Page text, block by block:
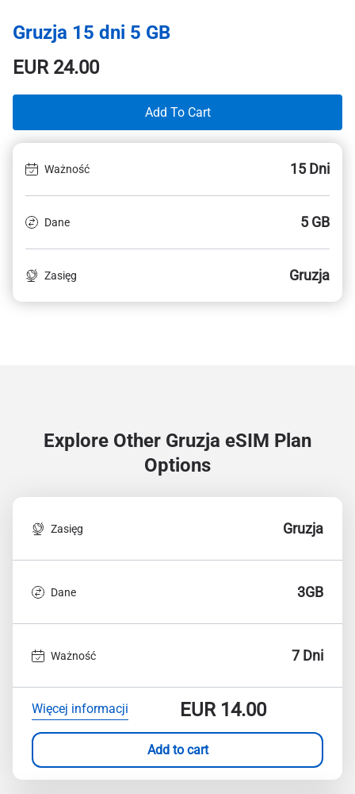
Gruzja 15 dni 5 GB
EUR24.00
Add To Cart
Ważność 15 Dni
Dane 5 GB
Zasięg Gruzja
Explore Other Gruzja eSIM Plan
Options
Zasięg Gruzja
Dane 3GB
Ważność 7 Dni
Więcej informacji EUR14.00
Add to cart